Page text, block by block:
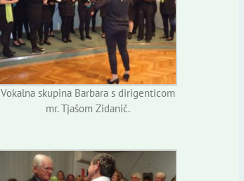
Vokalna skupina Barbara s dirigenticom
mr. Tjašom Zidanič.